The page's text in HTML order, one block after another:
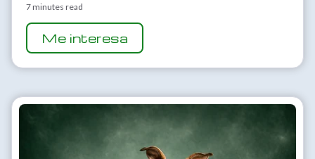
7 minutes read
Me interesa